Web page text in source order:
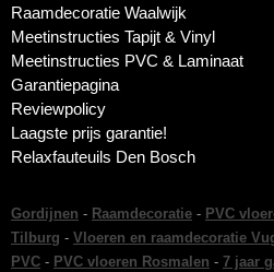
Raamdecoratie Waalwijk
Meetinstructies Tapijt & Vinyl
Meetinstructies PVC & Laminaat
Garantiepagina
Reviewpolicy
Laagste prijs garantie!
Relaxfauteuils Den Bosch
Gordijnen - Raamdecoratie - PVC
Tilburg - Vloeren en raamdecoratie
PVC - PVC vloeren Rosmalen - 7 jaar